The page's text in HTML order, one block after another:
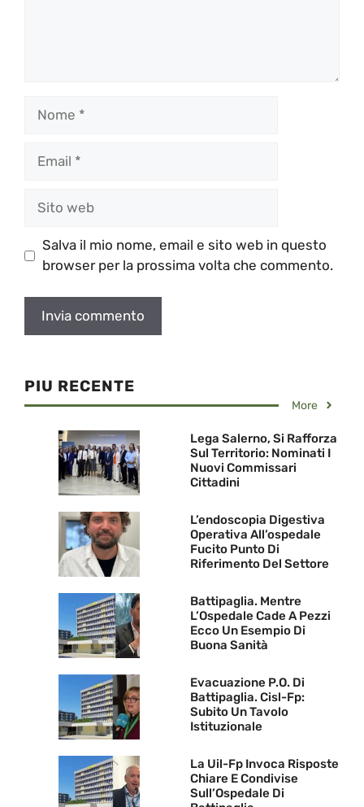
Salva il mio nome, email e sito web in questo
browser per la prossima volta che commento.
PIU RECENTE
More
Lega Salerno, Si Rafforza
Sul Territorio: Nominati I
Nuovi Commissari
Cittadini
L’endoscopia Digestiva
Operativa All’ospedale
Fucito Punto Di
Riferimento Del Settore
Battipaglia. Mentre
L’Ospedale Cade A Pezzi
Ecco Un Esempio Di
Buona Sanità
Evacuazione P.O. Di
Battipaglia. Cisl-Fp:
Subito Un Tavolo
Istituzionale
La Uil-Fp Invoca Risposte
Chiare E Condivise
Sull’Ospedale Di